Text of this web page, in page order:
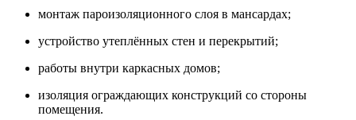
монтаж пароизоляционного слоя в мансардах;
устройство утеплённых стен и перекрытий;
работы внутри каркасных домов;
изоляция ограждающих конструкций со стороны
помещения.